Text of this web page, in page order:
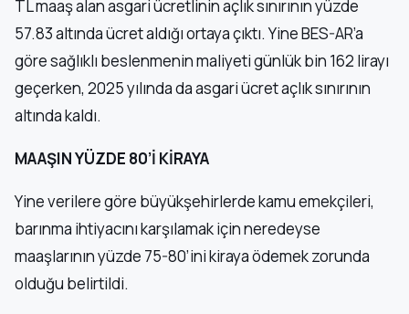
TL maaş alan asgari ücretlinin açlık sınırının yüzde
57.83 altında ücret aldığı ortaya çıktı. Yine BES-AR’a
göre sağlıklı beslenmenin maliyeti günlük bin 162 lirayı
geçerken, 2025 yılında da asgari ücret açlık sınırının
altında kaldı.
MAAŞIN YÜZDE 80’İ KİRAYA
Yine verilere göre büyükşehirlerde kamu emekçileri,
barınma ihtiyacını karşılamak için neredeyse
maaşlarının yüzde 75-80’ini kiraya ödemek zorunda
olduğu belirtildi.